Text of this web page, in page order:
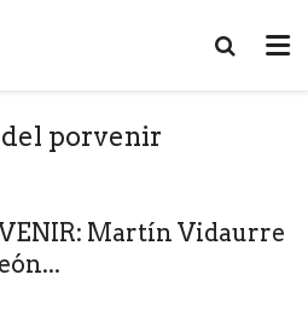
porvenir
Martín Vidaurre